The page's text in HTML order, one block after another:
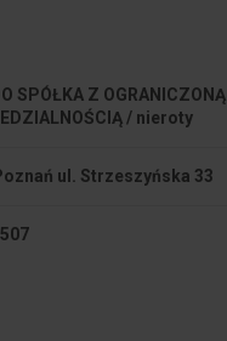
SPÓŁKA Z OGRANICZONĄ
/ nieroty
ul. Strzeszyńska 33